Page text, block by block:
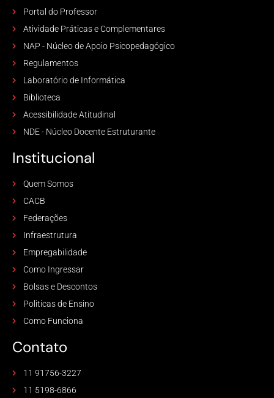
Portal do Professor
Atividade Práticas e Complementares
NAP - Núcleo de Apoio Psicopedagógico
Regulamentos
Laboratório de Informática
Biblioteca
Acessibilidade Atitudinal
NDE - Núcleo Docente Estruturante
Institucional
Quem Somos
CACB
Federações
Infraestrutura
Empregabilidade
Como Ingressar
Bolsas e Descontos
Politicas de Ensino
Como Funciona
Contato
11 91756-3227
11 5198-6866